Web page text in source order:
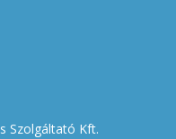
Szolgáltató Kft.